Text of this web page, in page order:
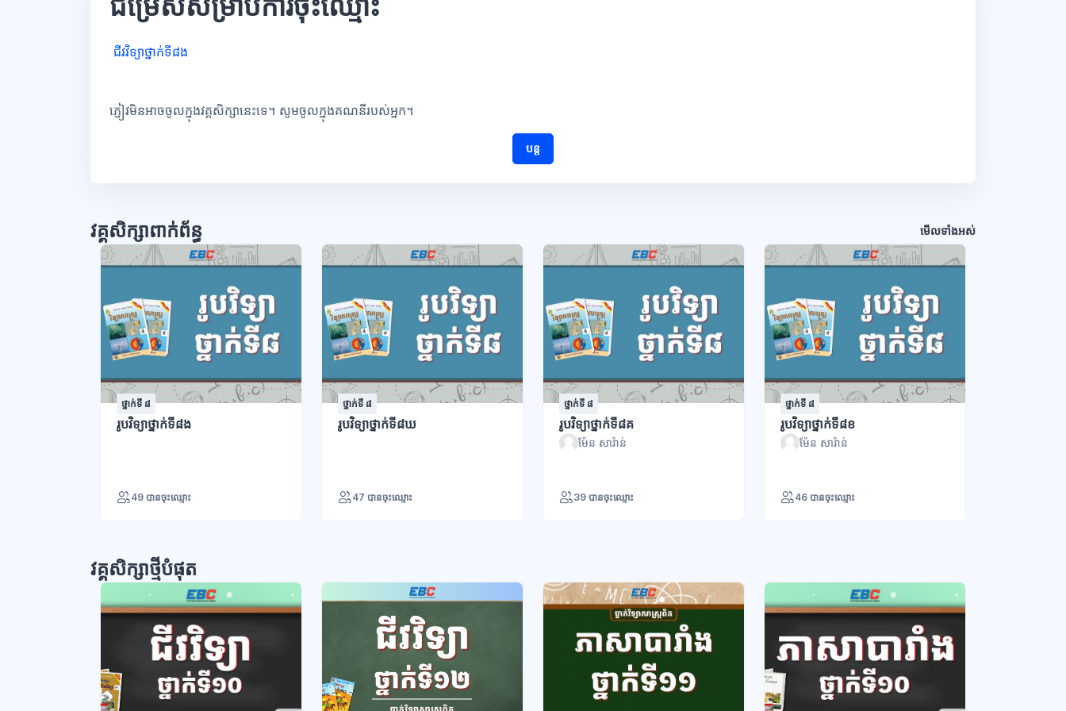
ជីវវិទ្យាថ្នាក់ទី៨ង
ភ្ញៀវមិនអាចចូលក្នុងវគ្គសិក្សានេះទេ។ សូមចូលក្នុងគណនីរបស់អ្នក។
បន្ត
វគ្គសិក្សាពាក់ព័ន្ធ មើលទាំងអស់
ថ្នាក់ទី ៨
រូបវិទ្យាថ្នាក់ទី៨ង
49 បានចុះឈ្មោះ
ថ្នាក់ទី ៨
រូបវិទ្យាថ្នាក់ទី៨ឃ
47 បានចុះឈ្មោះ
ថ្នាក់ទី ៨
រូបវិទ្យាថ្នាក់ទី៨គ
ម៉ែន សារ៉ាន់
39 បានចុះឈ្មោះ
ថ្នាក់ទី ៨
រូបវិទ្យាថ្នាក់ទី៨ខ
ម៉ែន សារ៉ាន់
46 បានចុះឈ្មោះ
វគ្គសិក្សាថ្មីបំផុត